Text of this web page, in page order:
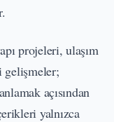
projeleri, ulaşım
gelişmeler;
açısından
yalnızca